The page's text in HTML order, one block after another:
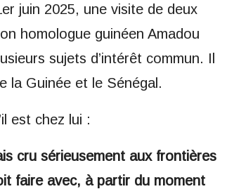
juin 2025, une visite de deux
homologue guinéen Amadou
sujets d’intérêt commun. Il
la Guinée et le Sénégal.
est chez lui :
cru sérieusement aux frontières
faire avec, à partir du moment